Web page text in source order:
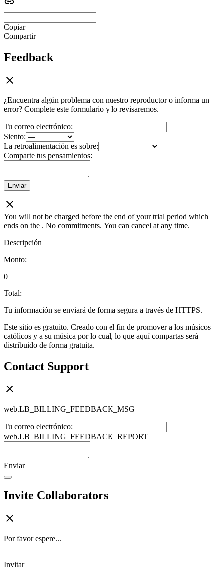
Copiar
Compartir
Feedback
¿Encuentra algún problema con nuestro reproductor o informa un
error? Complete este formulario y lo revisaremos.
Tu correo electrónico:
Siento:
La retroalimentación es sobre:
Comparte tus pensamientos:
Enviar
You will not be charged before the end of your trial period which
ends on the . No commitments. You can cancel at any time.
Descripción
Monto:
0
Total:
Tu información se enviará de forma segura a través de HTTPS.
Este sitio es gratuito. Creado con el fin de promover a los músicos
católicos y a su música por lo cual, lo que aquí compartas será
distribuido de forma gratuita.
Contact Support
web.LB_BILLING_FEEDBACK_MSG
Tu correo electrónico:
web.LB_BILLING_FEEDBACK_REPORT
Enviar
Invite Collaborators
Por favor espere...
Invitar